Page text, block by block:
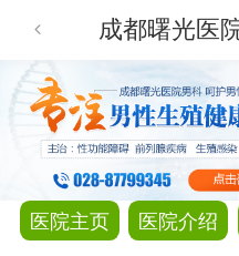
成都曙光医
医院主页 医院介绍